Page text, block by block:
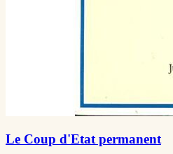
Le Coup d'Etat permanent